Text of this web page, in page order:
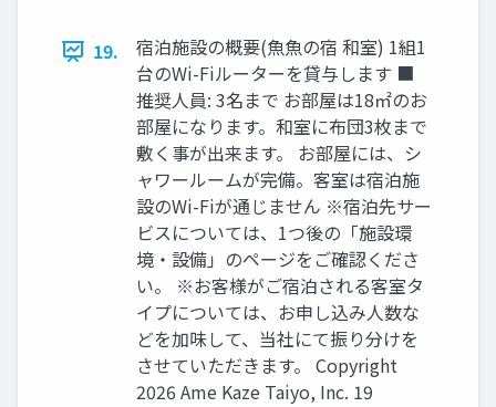
19.
宿泊施設の概要(⿂⿂の宿 和室) 1組1
台のWi-Fiルーターを貸与します ■
推奨⼈員: 3名まで お部屋は18㎡のお
部屋になります。和室に布団3枚まで
敷く事が出来ます。 お部屋には、シ
ャワールームが完備。客室は宿泊施
設のWi-Fiが通じません ※宿泊先サー
ビスについては、1つ後の「施設環
境‧設備」のページをご確認くださ
い。 ※お客様がご宿泊される客室タ
イプについては、お申し込み⼈数な
どを加味して、当社にて振り分けを
させていただきます。 Copyright
2026 Ame Kaze Taiyo, Inc. 19